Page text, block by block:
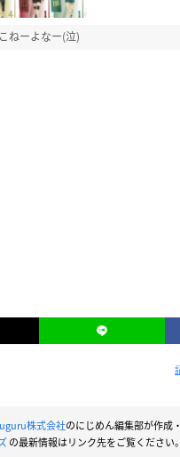
ねーよなー(泣)
株式会社のにじめん編集部が作成
の最新情報はリンク先をご覧ください。